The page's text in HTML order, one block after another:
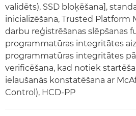
validēts), SSD bloķēšana],
inicializēšana, Trusted Platform
darbu reģistrēšanas slēpšanas
programmatūras integritātes
programmatūras integritātes
verificēšana, kad notiek
ielaušanās konstatēšana ar
Control), HCD-PP